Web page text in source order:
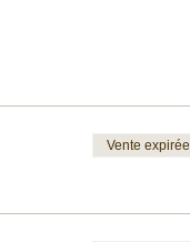
Vente expirée